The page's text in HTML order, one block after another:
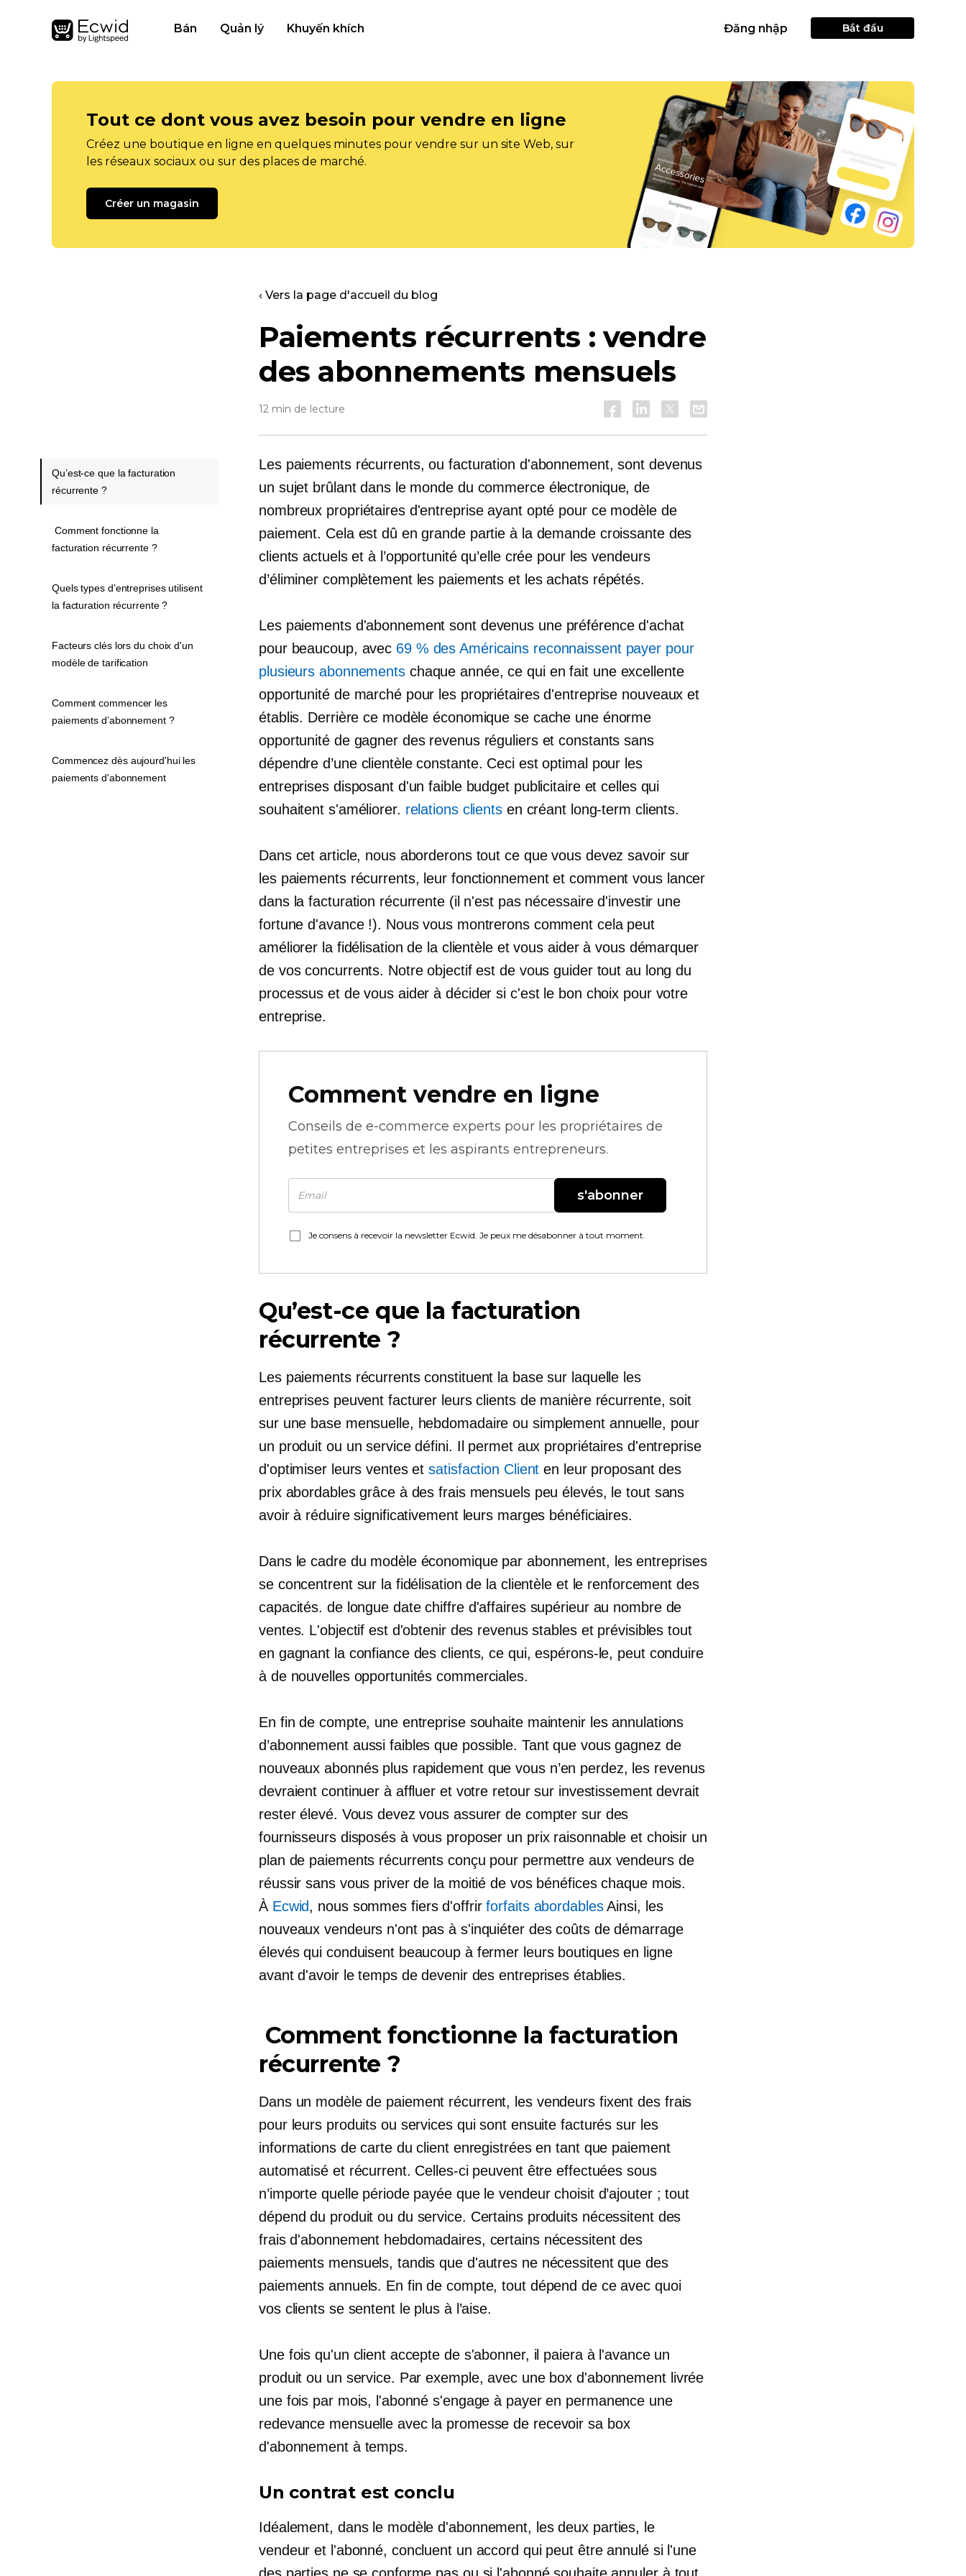
Bán Quản lý Khuyến khích Đăng nhập Bắt đầu
Tout ce dont vous avez besoin pour vendre en ligne
Créez une boutique en ligne en quelques minutes pour vendre sur un site Web, sur
les réseaux sociaux ou sur des places de marché.
Créer un magasin
‹ Vers la page d'accueil du blog
Paiements récurrents : vendre
des abonnements mensuels
12 min de lecture
Les paiements récurrents, ou facturation d'abonnement, sont devenus
un sujet brûlant dans le monde du commerce électronique, de
nombreux propriétaires d'entreprise ayant opté pour ce modèle de
paiement. Cela est dû en grande partie à la demande croissante des
clients actuels et à l’opportunité qu’elle crée pour les vendeurs
d’éliminer complètement les paiements et les achats répétés.
Les paiements d'abonnement sont devenus une préférence d'achat
pour beaucoup, avec 69 % des Américains reconnaissent payer pour
plusieurs abonnementschaque année, ce qui en fait une excellente
opportunité de marché pour les propriétaires d'entreprise nouveaux et
établis. Derrière ce modèle économique se cache une énorme
opportunité de gagner des revenus réguliers et constants sans
dépendre d’une clientèle constante. Ceci est optimal pour les
entreprises disposant d'un faible budget publicitaire et celles qui
souhaitent s'améliorer. relations clientsen créant long-term clients.
Dans cet article, nous aborderons tout ce que vous devez savoir sur
les paiements récurrents, leur fonctionnement et comment vous lancer
dans la facturation récurrente (il n'est pas nécessaire d'investir une
fortune d'avance !). Nous vous montrerons comment cela peut
améliorer la fidélisation de la clientèle et vous aider à vous démarquer
de vos concurrents. Notre objectif est de vous guider tout au long du
processus et de vous aider à décider si c'est le bon choix pour votre
entreprise.
Comment vendre en ligne
Conseils de e-commerce experts pour les propriétaires de
petites entreprises et les aspirants entrepreneurs.
s'abonner
Je consens à recevoir la newsletter Ecwid. Je peux me désabonner à tout moment.
Qu’est-ce que la facturation
récurrente ?
Les paiements récurrents constituent la base sur laquelle les
entreprises peuvent facturer leurs clients de manière récurrente, soit
sur une base mensuelle, hebdomadaire ou simplement annuelle, pour
un produit ou un service défini. Il permet aux propriétaires d'entreprise
d'optimiser leurs ventes etsatisfaction Client en leur proposant des
prix abordables grâce à des frais mensuels peu élevés, le tout sans
avoir à réduire significativement leurs marges bénéficiaires.
Dans le cadre du modèle économique par abonnement, les entreprises
se concentrent sur la fidélisation de la clientèle et le renforcement des
capacités. de longue datechiffre d'affaires supérieur au nombre de
ventes. L'objectif est d'obtenir des revenus stables et prévisibles tout
en gagnant la confiance des clients, ce qui, espérons-le, peut conduire
à de nouvelles opportunités commerciales.
En fin de compte, une entreprise souhaite maintenir les annulations
d’abonnement aussi faibles que possible. Tant que vous gagnez de
nouveaux abonnés plus rapidement que vous n’en perdez, les revenus
devraient continuer à affluer et votre retour sur investissement devrait
rester élevé. Vous devez vous assurer de compter sur des
fournisseurs disposés à vous proposer un prix raisonnable et choisir un
plan de paiements récurrents conçu pour permettre aux vendeurs de
réussir sans vous priver de la moitié de vos bénéfices chaque mois.
À Ecwid, nous sommes fiers d'offrirforfaits abordablesAinsi, les
nouveaux vendeurs n'ont pas à s'inquiéter des coûts de démarrage
élevés qui conduisent beaucoup à fermer leurs boutiques en ligne
avant d'avoir le temps de devenir des entreprises établies.
Comment fonctionne la facturation
récurrente ?
Dans un modèle de paiement récurrent, les vendeurs fixent des frais
pour leurs produits ou services qui sont ensuite facturés sur les
informations de carte du client enregistrées en tant que paiement
automatisé et récurrent. Celles-ci peuvent être effectuées sous
n’importe quelle période payée que le vendeur choisit d’ajouter ; tout
dépend du produit ou du service. Certains produits nécessitent des
frais d'abonnement hebdomadaires, certains nécessitent des
paiements mensuels, tandis que d'autres ne nécessitent que des
paiements annuels. En fin de compte, tout dépend de ce avec quoi
vos clients se sentent le plus à l’aise.
Une fois qu'un client accepte de s'abonner, il paiera à l'avance un
produit ou un service. Par exemple, avec une box d'abonnement livrée
une fois par mois, l'abonné s'engage à payer en permanence une
redevance mensuelle avec la promesse de recevoir sa box
d'abonnement à temps.
Un contrat est conclu
Idéalement, dans le modèle d'abonnement, les deux parties, le
vendeur et l'abonné, concluent un accord qui peut être annulé si l'une
Qu’est-ce que la facturation
récurrente ?
Comment fonctionne la
facturation récurrente ?
Quels types d’entreprises utilisent
la facturation récurrente ?
Facteurs clés lors du choix d'un
modèle de tarification
Comment commencer les
paiements d’abonnement ?
Commencez dès aujourd'hui les
paiements d'abonnement